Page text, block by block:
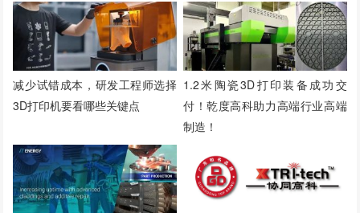
减少试错成本，研发工程师选择
3D打印机要看哪些关键点
1.2米陶瓷3D打印装备成功交
付！乾度高科助力高端行业高端
制造！